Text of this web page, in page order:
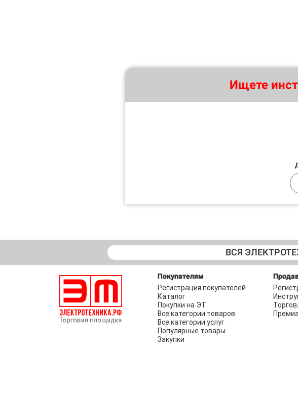
Ищете
ВСЯ
Покупателям
Регистрация покупателей
Каталог
Покупки на ЭТ
Все категории товаров
Все категории услуг
Популярные товары
Закупки